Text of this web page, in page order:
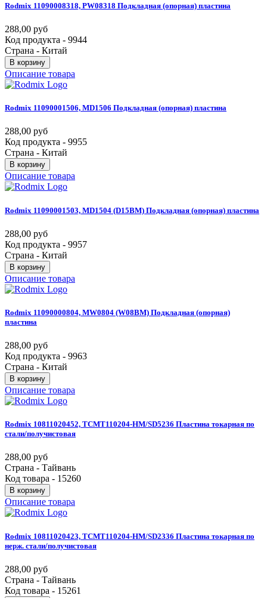
Rodmix 11090008318, PW08318 Подкладная (опорная) пластина
288,00 руб
Код продукта - 9944
Страна - Китай
В корзину
Описание товара
Rodmix 11090001506, MD1506 Подкладная (опорная) пластина
288,00 руб
Код продукта - 9955
Страна - Китай
В корзину
Описание товара
Rodmix 11090001503, MD1504 (D15BM) Подкладная (опорная) пластина
288,00 руб
Код продукта - 9957
Страна - Китай
В корзину
Описание товара
Rodmix 11090000804, MW0804 (W08BM) Подкладная (опорная)
пластина
288,00 руб
Код продукта - 9963
Страна - Китай
В корзину
Описание товара
Rodmix 10811020452, TCMT110204-HM/SD5236 Пластина токарная по
стали/получистовая
288,00 руб
Страна - Тайвань
Код товара - 15260
В корзину
Описание товара
Rodmix 10811020423, TCMT110204-HM/SD2336 Пластина токарная по
нерж. стали/получистовая
288,00 руб
Страна - Тайвань
Код товара - 15261